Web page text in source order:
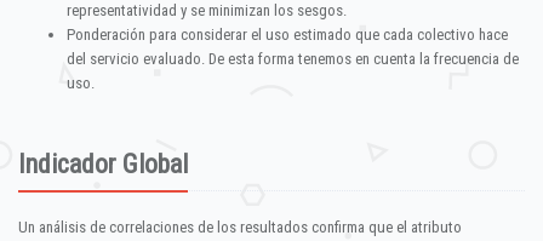
representatividad y se minimizan los sesgos.
Ponderación para considerar el uso estimado que cada colectivo hace
del servicio evaluado. De esta forma tenemos en cuenta la frecuencia de
uso.
Indicador Global
Un análisis de correlaciones de los resultados confirma que el atributo